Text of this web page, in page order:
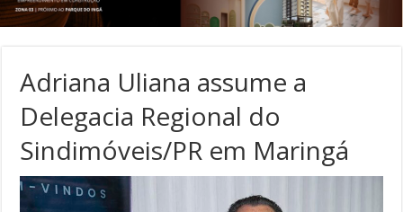
Adriana Uliana assume a
Delegacia Regional do
Sindimóveis/PR em Maringá